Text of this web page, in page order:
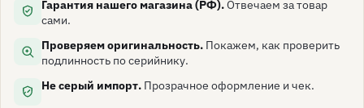
Гарантия нашего магазина (РФ).Отвечаем за товар
сами.
Проверяем оригинальность. Покажем, как проверить
подлинность по серийнику.
Не серый импорт. Прозрачное оформление и чек.